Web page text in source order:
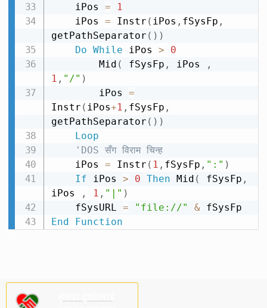
    iPos
=
1
    iPos
= Instr ( iPos , fSysFp ,
getPathSeparator ( ) )
Do While iPos >
0
        Mid
( fSysFp , iPos
,
1 , "/" )
        iPos
=
Instr ( iPos+1 , fSysFp ,
getPathSeparator ( ) )
Loop
'DOS सँग विराम चिन्ह
    iPos
= Instr ( 1 , fSysFp , ":" )
If iPos > 0 Then Mid ( fSysFp ,
iPos
, 1 , "|" )
    fSysURL
= "file://" &
End
Function